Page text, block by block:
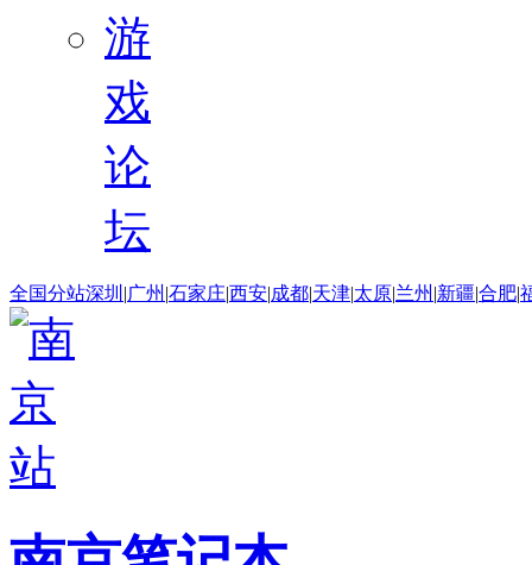
游
戏
论
坛
全国分站深圳 |广州 |石家庄|西安|成都|天津|太原|兰州 |新疆|合肥|